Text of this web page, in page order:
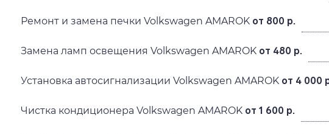
Ремонт и замена печки Volkswagen AMAROK от 800 р.
Замена ламп освещения Volkswagen AMAROK от 480 р.
Установка автосигнализации Volkswagen AMAROK от 4 000
Чистка кондиционера Volkswagen AMAROK от 1 600 р.